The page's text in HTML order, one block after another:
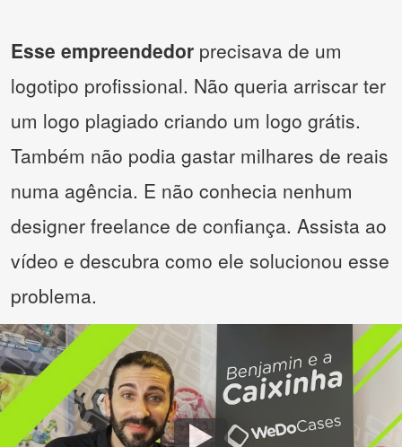
Esse empreendedor precisava de um
logotipo profissional. Não queria arriscar ter
um logo plagiado criando um logo grátis.
Também não podia gastar milhares de reais
numa agência. E não conhecia nenhum
designer freelance de confiança. Assista ao
vídeo e descubra como ele solucionou esse
problema.